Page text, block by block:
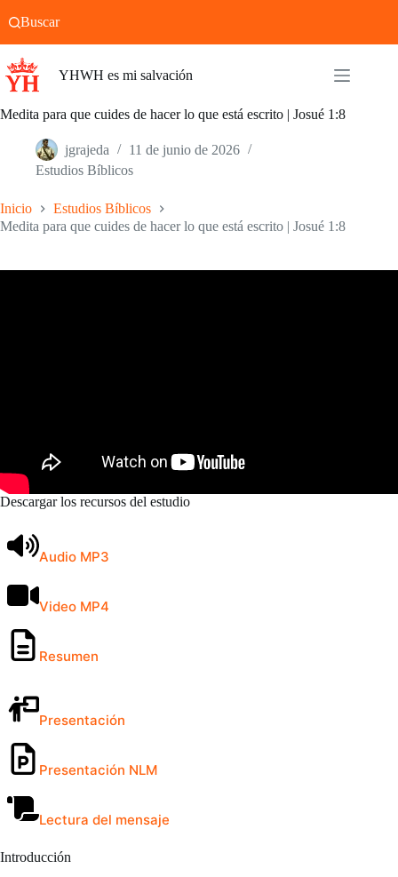
Buscar
YHWH es mi salvación
Medita para que cuides de hacer lo que está escrito | Josué 1:8
jgrajeda
11 de junio de 2026
Estudios Bíblicos
Inicio
Estudios Bíblicos
Medita para que cuides de hacer lo que está escrito | Josué 1:8
Descargar los recursos del estudio
Audio MP3
Video MP4
Resumen
Presentación
Presentación NLM
Lectura del mensaje
Introducción